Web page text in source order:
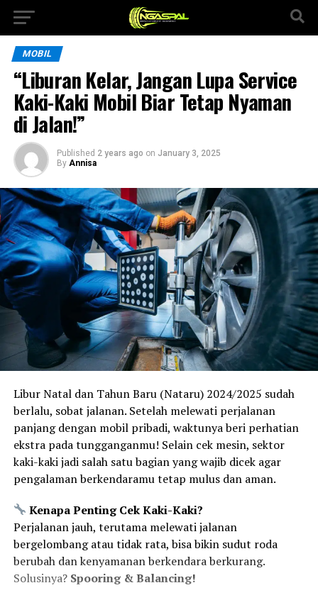
MOBIL
“Liburan Kelar, Jangan Lupa Service
Kaki-Kaki Mobil Biar Tetap Nyaman
di Jalan!”
Published 2 years ago on January 3, 2025
By Annisa
Libur Natal dan Tahun Baru (Nataru) 2024/2025 sudah
berlalu, sobat jalanan. Setelah melewati perjalanan
panjang dengan mobil pribadi, waktunya beri perhatian
ekstra pada tungganganmu! Selain cek mesin, sektor
kaki-kaki jadi salah satu bagian yang wajib dicek agar
pengalaman berkendaramu tetap mulus dan aman.
Kenapa Penting Cek Kaki-Kaki?
Perjalanan jauh, terutama melewati jalanan
bergelombang atau tidak rata, bisa bikin sudut roda
berubah dan kenyamanan berkendara berkurang.
Solusinya? Spooring & Balancing!